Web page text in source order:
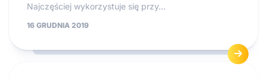
Najczęściej wykorzystuje się przy...
16 GRUDNIA 2019